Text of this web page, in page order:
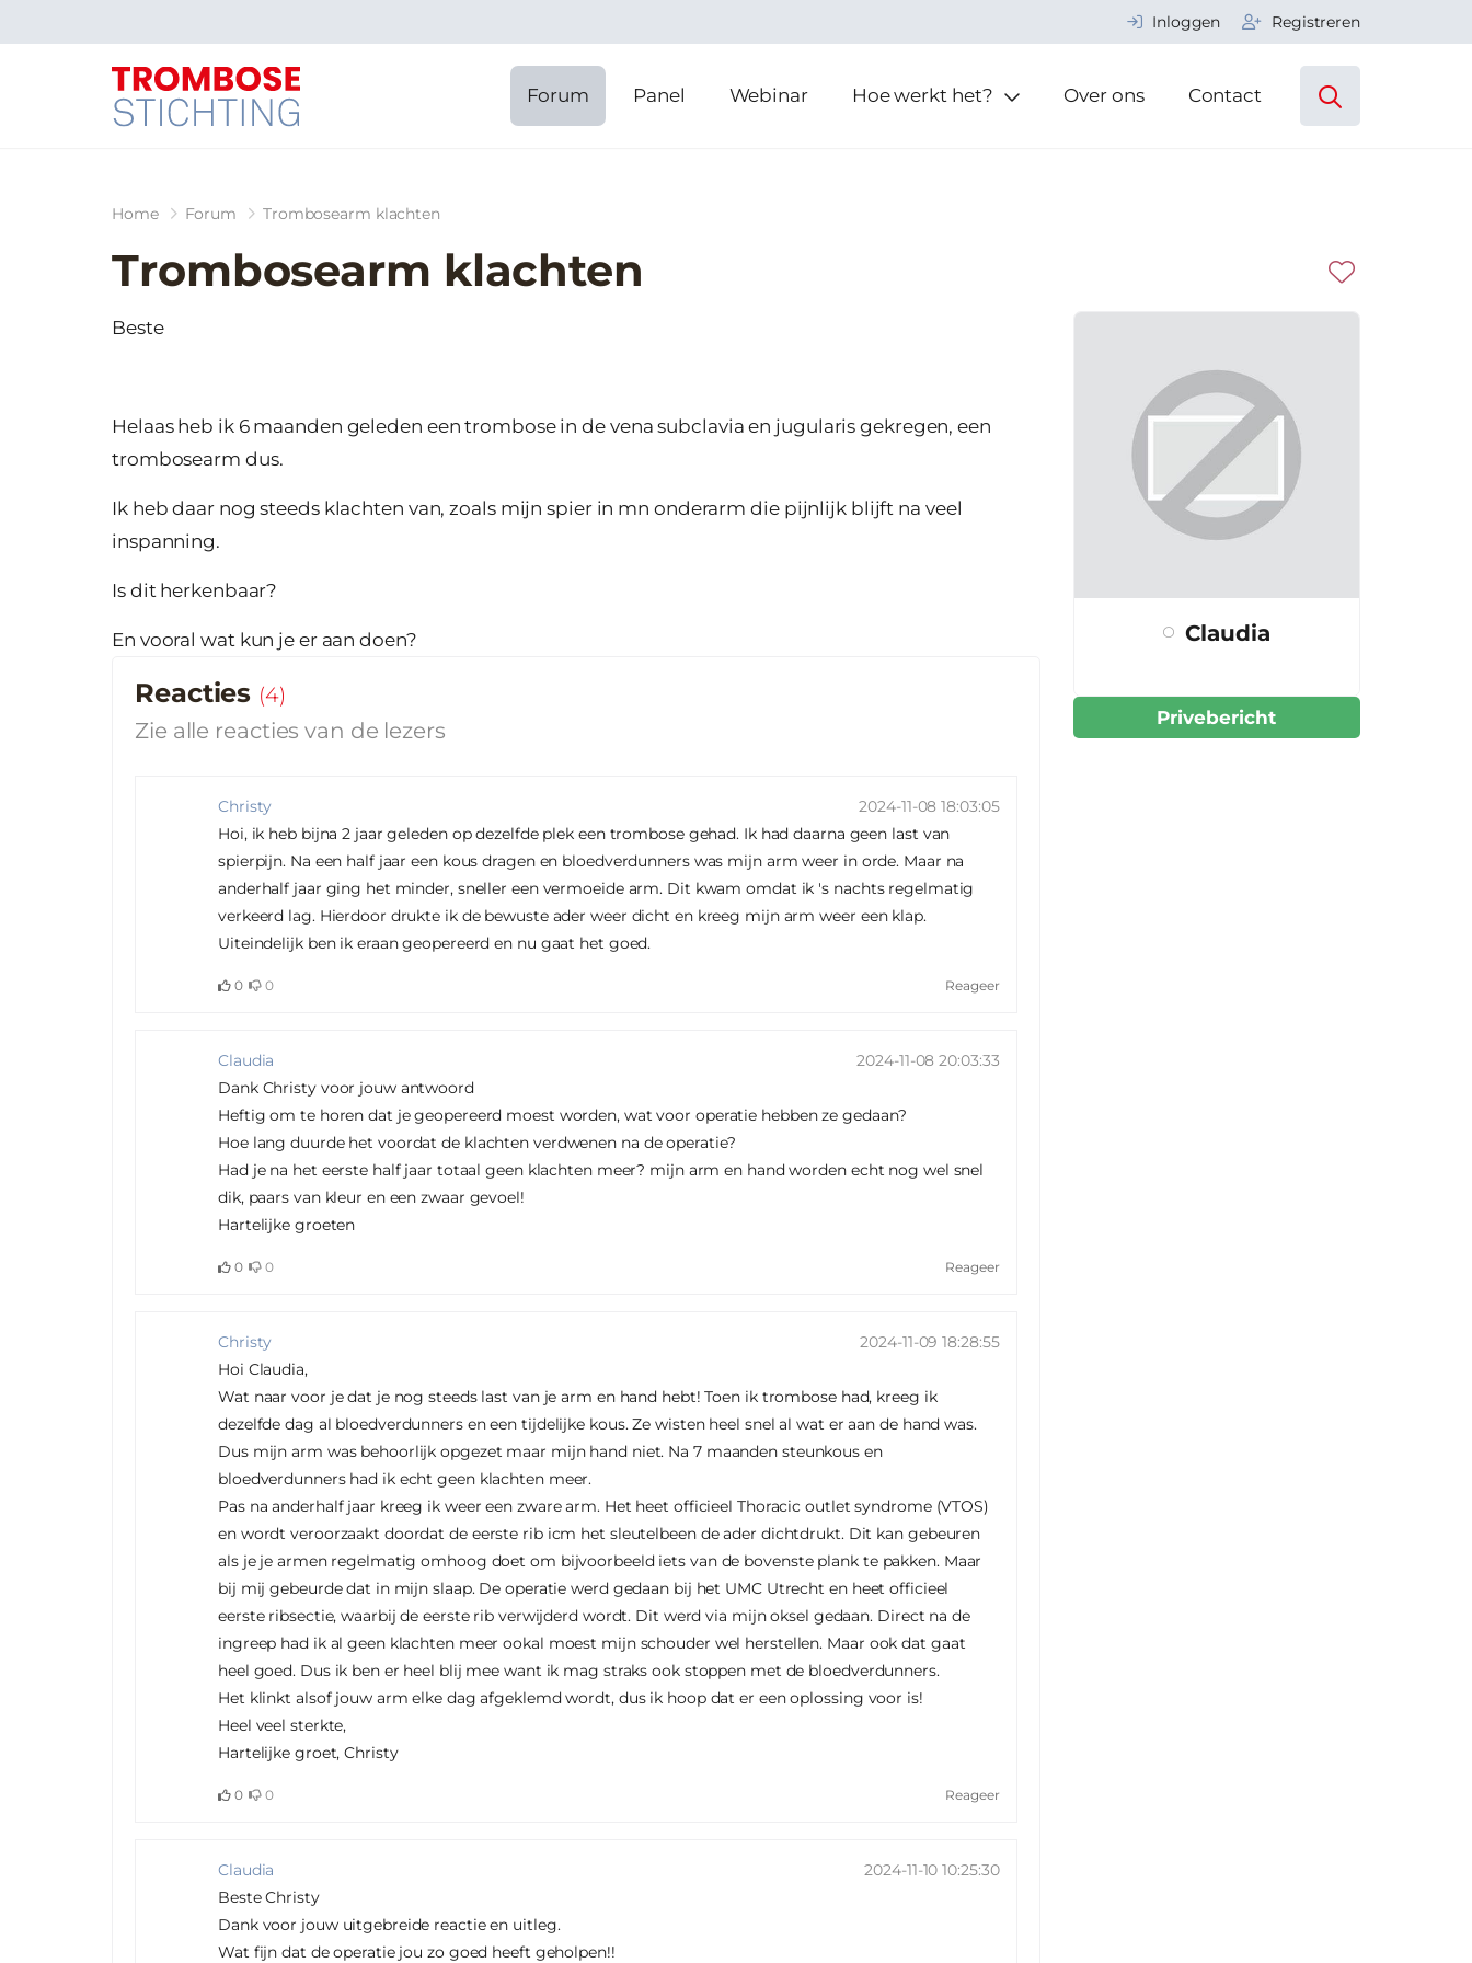
Home Forum Trombosearm klachten
Trombosearm klachten
Beste
Helaas heb ik 6 maanden geleden een trombose in de vena subclavia en jugularis gekregen, een
trombosearm dus.
Ik heb daar nog steeds klachten van, zoals mijn spier in mn onderarm die pijnlijk blijft na veel
inspanning.
Is dit herkenbaar?
En vooral wat kun je er aan doen?
Reacties (4)
Zie alle reacties van de lezers
Christy
2024-11-08 18:03:05
Hoi, ik heb bijna 2 jaar geleden op dezelfde plek een trombose gehad. Ik had daarna geen last van
spierpijn. Na een half jaar een kous dragen en bloedverdunners was mijn arm weer in orde. Maar na
anderhalf jaar ging het minder, sneller een vermoeide arm. Dit kwam omdat ik 's nachts regelmatig
verkeerd lag. Hierdoor drukte ik de bewuste ader weer dicht en kreeg mijn arm weer een klap.
Uiteindelijk ben ik eraan geopereerd en nu gaat het goed.
0 0 Reageer
Claudia
2024-11-08 20:03:33
Dank Christy voor jouw antwoord
Heftig om te horen dat je geopereerd moest worden, wat voor operatie hebben ze gedaan?
Hoe lang duurde het voordat de klachten verdwenen na de operatie?
Had je na het eerste half jaar totaal geen klachten meer? mijn arm en hand worden echt nog wel snel
dik, paars van kleur en een zwaar gevoel!
Hartelijke groeten
0 0 Reageer
Christy
2024-11-09 18:28:55
Hoi Claudia,
Wat naar voor je dat je nog steeds last van je arm en hand hebt! Toen ik trombose had, kreeg ik
dezelfde dag al bloedverdunners en een tijdelijke kous. Ze wisten heel snel al wat er aan de hand was.
Dus mijn arm was behoorlijk opgezet maar mijn hand niet. Na 7 maanden steunkous en
bloedverdunners had ik echt geen klachten meer.
Pas na anderhalf jaar kreeg ik weer een zware arm. Het heet officieel Thoracic outlet syndrome (VTOS)
en wordt veroorzaakt doordat de eerste rib icm het sleutelbeen de ader dichtdrukt. Dit kan gebeuren
als je je armen regelmatig omhoog doet om bijvoorbeeld iets van de bovenste plank te pakken. Maar
bij mij gebeurde dat in mijn slaap. De operatie werd gedaan bij het UMC Utrecht en heet officieel
eerste ribsectie, waarbij de eerste rib verwijderd wordt. Dit werd via mijn oksel gedaan. Direct na de
ingreep had ik al geen klachten meer ookal moest mijn schouder wel herstellen. Maar ook dat gaat
heel goed. Dus ik ben er heel blij mee want ik mag straks ook stoppen met de bloedverdunners.
Het klinkt alsof jouw arm elke dag afgeklemd wordt, dus ik hoop dat er een oplossing voor is!
Heel veel sterkte,
Hartelijke groet, Christy
0 0 Reageer
Claudia
2024-11-10 10:25:30
Beste Christy
Dank voor jouw uitgebreide reactie en uitleg.
Wat fijn dat de operatie jou zo goed heeft geholpen!!
Claudia
Privebericht
Inloggen Registreren
Forum Panel Webinar Hoe werkt het? Over ons Contact